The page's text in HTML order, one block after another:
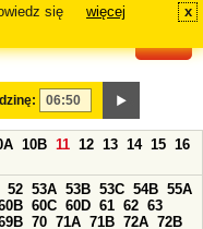
się
więcej x
10B 11 12 13 14 15 16
52 53A 53B 53C 54B 55A
60C 60D 61 62 63
70 71A 71B 72A 72B